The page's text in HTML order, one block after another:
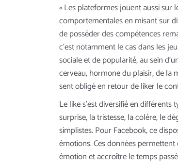
« Les plateformes jouent aussi sur
comportementales en misant sur
de posséder des compétences
c’est notamment le cas dans les
sociale et de popularité, au sein
cerveau, hormone du plaisir, de la
sent obligé en retour de liker le
Le like s’est diversifié en
surprise, la tristesse, la colère, le
simplistes. Pour Facebook, ce
émotions. Ces données
émotion et accroître le temps